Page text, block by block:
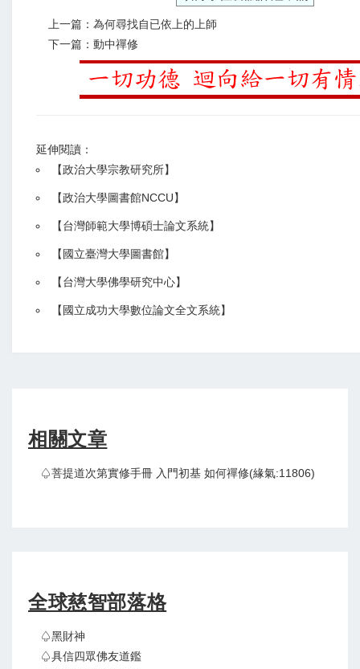
上一篇：為何尋找自已依上的上師
下一篇：動中禪修
延伸閱讀：
【政治大學宗教研究所】
【政治大學圖書館NCCU】
【台灣師範大學博碩士論文系統】
【 國立臺灣大學圖書館】
【台灣大學佛學研究中心】
【 國立成功大學數位論文全文系統】
相關文章
♤菩提道次第實修手冊 入門初基 如何禪修(緣氣:11806)
全球慈智部落格
♤黑財神
♤具信四眾佛友道鑑